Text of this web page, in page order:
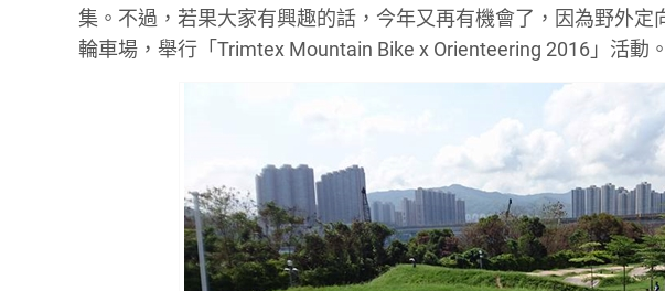
集。不過，若果大家有興趣的話，今年又再有機會了，因為野外
輪車場，舉行「Trimtex Mountain Bike x Orienteering 2016」活動。